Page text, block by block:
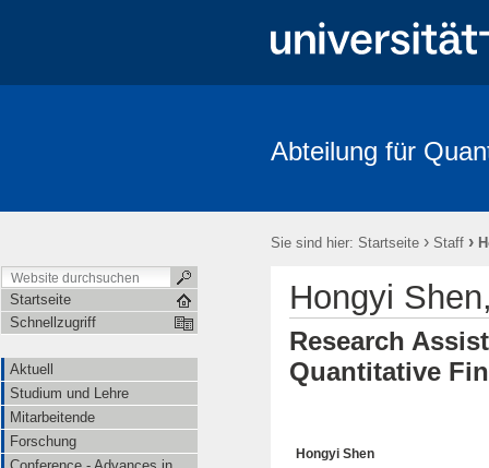
Stochastik-Tage 2018 FRIAS
Abteilung für
Sie sind hier: Startseite › Staff ›
Startseite
Schnellzugriff
Aktuell
Studium und Lehre
Mitarbeitende
Forschung
Hongyi
Research
Quantitative
Hongyi Shen